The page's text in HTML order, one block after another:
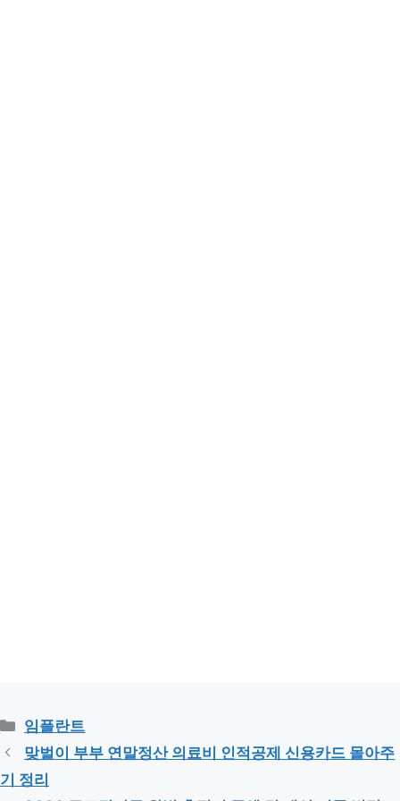
카
테
고
리
임플란트
맞벌이 부부 연말정산 의료비 인적공제 신용카드 몰아주
기 정리